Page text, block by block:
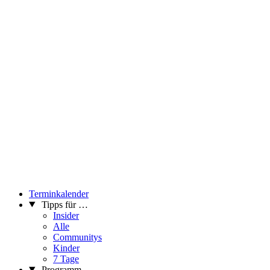
Terminkalender
Tipps für …
Insider
Alle
Communitys
Kinder
7 Tage